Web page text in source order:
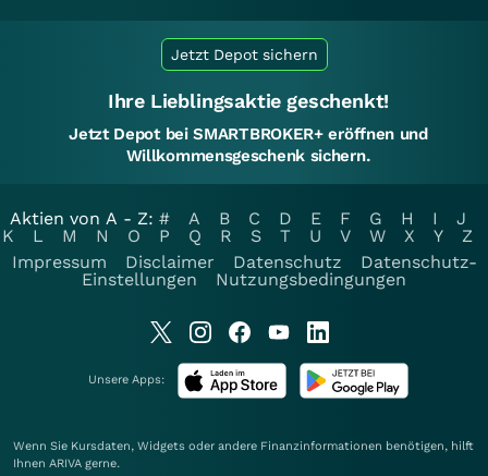
Jetzt Depot sichern
Ihre Lieblingsaktie geschenkt!
Jetzt Depot bei SMARTBROKER+ eröffnen und
Willkommensgeschenk sichern.
Aktien von A - Z: # A B C D E F G H I
J
K
L M N O P Q R S T U V W X Y
Z
Impressum
Disclaimer Datenschutz
Datenschutz-
Einstellungen
Nutzungsbedingungen
Unsere Apps:
Wenn Sie Kursdaten, Widgets oder andere Finanzinformationen benötigen, hilft
Ihnen ARIVA gerne.